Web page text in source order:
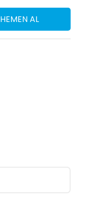
HEMEN AL